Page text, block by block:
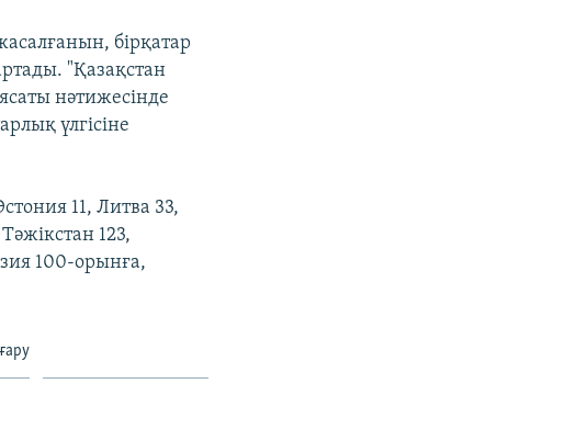
бірқатар
"Қазақстан
нәтижесінде
үлгісіне
11, Литва 33,
123,
100-орынға,